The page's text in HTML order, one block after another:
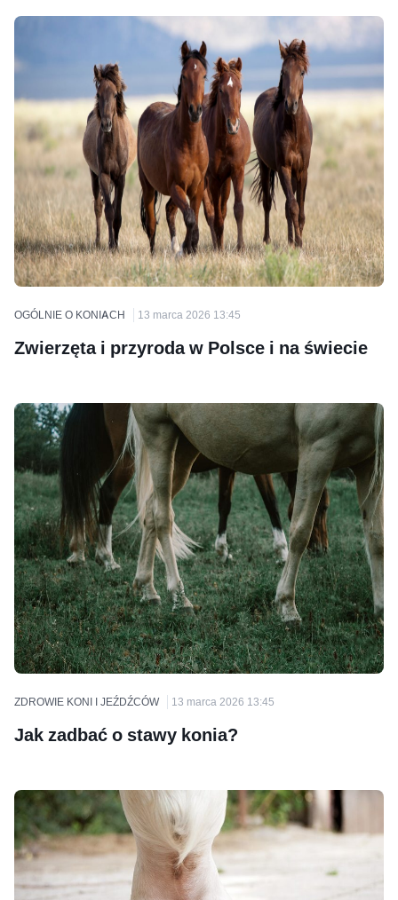
OGÓLNIE O KONIACH 13 marca 2026 13:45
Zwierzęta i przyroda w Polsce i na świecie
ZDROWIE KONI I JEŹDŹCÓW 13 marca 2026 13:45
Jak zadbać o stawy konia?